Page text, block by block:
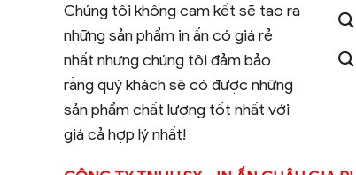
Chúng tôi không cam kết sẽ tạo ra
những sản phẩm in ấn có giá rẻ
nhất nhưng chúng tôi đảm bảo
rằng quý khách sẽ có được những
sản phẩm chất lượng tốt nhất với
giá cả hợp lý nhất!